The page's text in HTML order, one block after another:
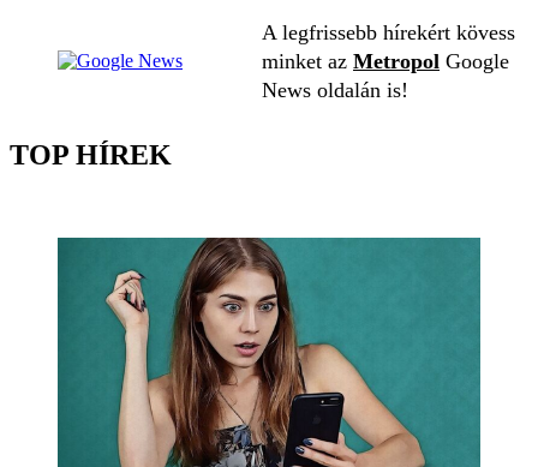
A legfrissebb hírekért kövess
minket az Metropol Google
News oldalán is!
TOP HÍREK